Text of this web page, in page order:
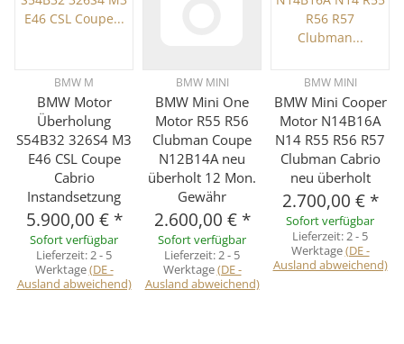
BMW M
BMW Motor
Überholung
S54B32 326S4 M3
E46 CSL Coupe
Cabrio
Instandsetzung
5.900,00 € *
Sofort verfügbar
Lieferzeit:2 - 5
Werktage(DE -
Ausland abweichend)
BMW MINI
BMW Mini One
Motor R55 R56
Clubman Coupe
N12B14A neu
überholt 12 Mon.
Gewähr
2.600,00 € *
Sofort verfügbar
Lieferzeit:2 - 5
Werktage(DE -
Ausland abweichend)
BMW MINI
BMW Mini Cooper
Motor N14B16A
N14 R55 R56 R57
Clubman Cabrio
neu überholt
2.700,00 € *
Sofort verfügbar
Lieferzeit:2 - 5
Werktage(DE -
Ausland abweichend)